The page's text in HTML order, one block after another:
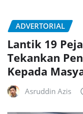
ADVERTORIAL
Lantik 19
Tekankan
Kepada
Asruddin Azis